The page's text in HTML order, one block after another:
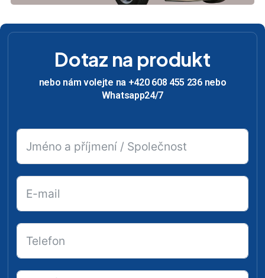
Dotaz na produkt
nebo nám volejte na +420 608 455 236 nebo
Whatsapp24/7